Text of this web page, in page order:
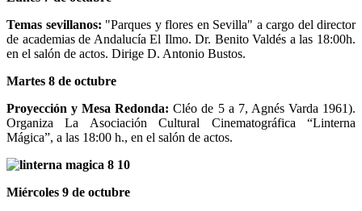
Temas sevillanos: "Parques y flores en Sevilla" a cargo del director
de academias de Andalucía El Ilmo. Dr. Benito Valdés a las 18:00h.
en el salón de actos. Dirige D. Antonio Bustos.
Martes 8 de octubre
Proyección y Mesa Redonda:Cléo de 5 a 7, Agnés Varda 1961).
Organiza La Asociación Cultural Cinematográfica “Linterna
Mágica”, a las 18:00 h., en el salón de actos.
Miércoles 9 de octubre